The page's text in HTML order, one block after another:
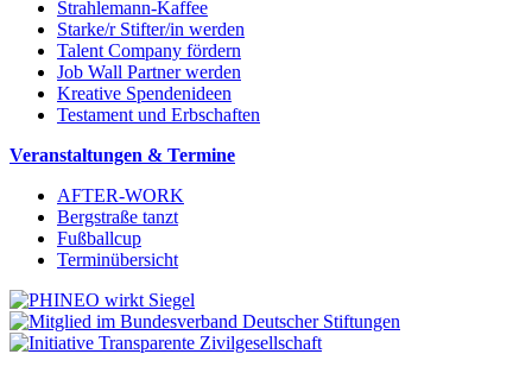
Strahlemann-Kaffee
Starke/r Stifter/in werden
Talent Company fördern
Job Wall Partner werden
Kreative Spendenideen
Testament und Erbschaften
Veranstaltungen & Termine
AFTER-WORK
Bergstraße tanzt
Fußballcup
Terminübersicht